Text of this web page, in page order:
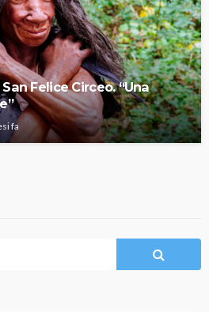
Felice Circeo. “Una
fa